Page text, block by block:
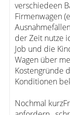
verschiedeen
Firmenwagen
der Zeit nutze
Job und die
Wagen über
Kostengründe
Konditionen
Nochmal